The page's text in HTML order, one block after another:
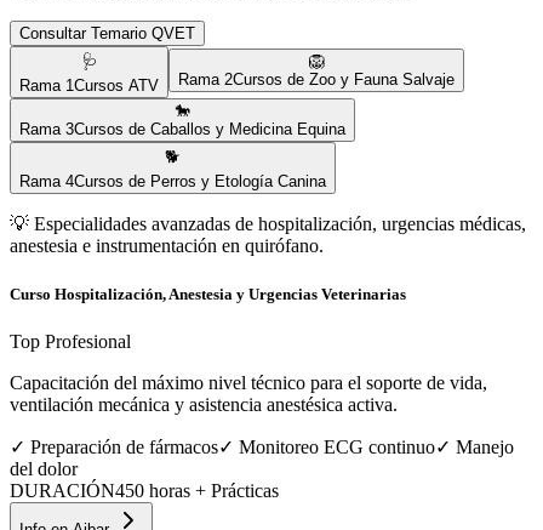
Consultar Temario QVET
🩺
Rama 1Cursos ATV
🦁
Rama 2Cursos de Zoo y Fauna Salvaje
🐎
Rama 3Cursos de Caballos y Medicina Equina
🐕
Rama 4Cursos de Perros y Etología Canina
💡 Especialidades avanzadas de hospitalización, urgencias médicas,
anestesia e instrumentación en quirófano.
Curso Hospitalización, Anestesia y Urgencias Veterinarias
Top Profesional
Capacitación del máximo nivel técnico para el soporte de vida,
ventilación mecánica y asistencia anestésica activa.
✓ Preparación de fármacos✓ Monitoreo ECG continuo✓ Manejo
del dolor
DURACIÓN450 horas + Prácticas